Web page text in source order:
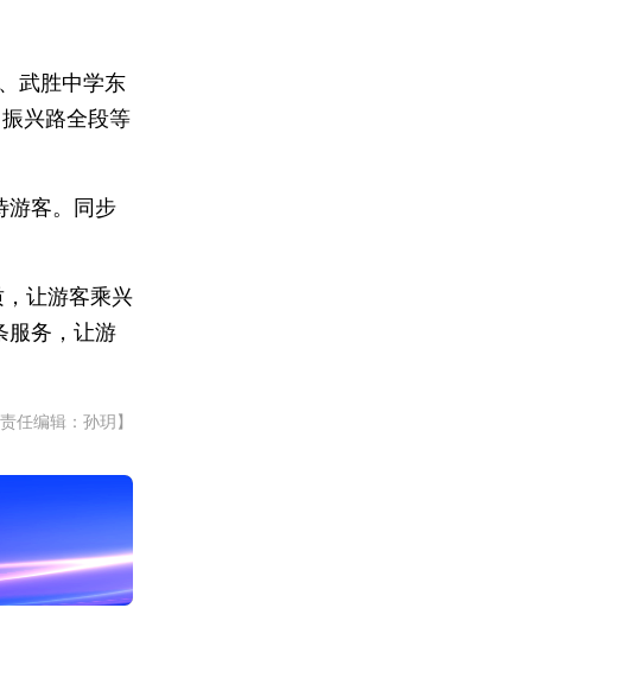
武胜中学东
兴路全段等
游客。同步
，让游客乘兴
服务，让游
责任编辑：孙玥】